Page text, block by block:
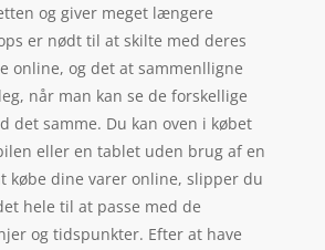
og giver meget længere
er nødt til at skilte med deres
online, og det at sammenlligne
når man kan se de forskellige
det samme. Du kan oven i købet
eller en tablet uden brug af en
købe dine varer online, slipper du
hele til at passe med de
og tidspunkter. Efter at have